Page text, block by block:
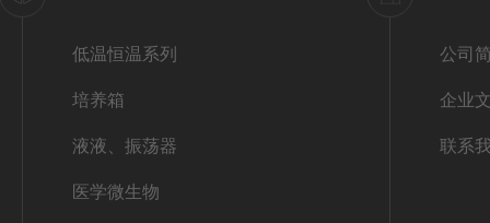
低温恒温系列
培养箱
液液、振荡器
医学微生物
公司
企业
联系